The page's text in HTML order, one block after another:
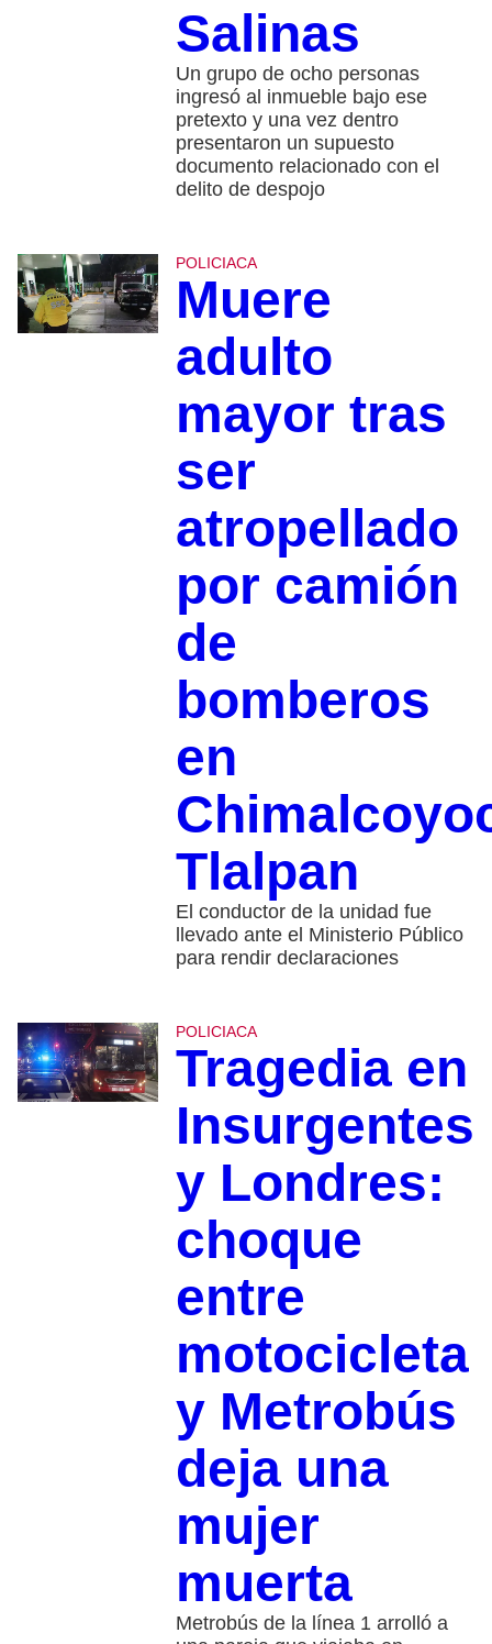
Salinas
Un grupo de ocho personas
ingresó al inmueble bajo ese
pretexto y una vez dentro
presentaron un supuesto
documento relacionado con el
delito de despojo
POLICIACA
Muere
adulto
mayor tras
ser
atropellado
por camión
de
bomberos
en
Tlalpan
El conductor de la unidad fue
llevado ante el Ministerio Público
para rendir declaraciones
POLICIACA
Tragedia en
Insurgentes
y Londres:
choque
entre
motocicleta
y Metrobús
deja una
mujer
muerta
Metrobús de la línea 1 arrolló a